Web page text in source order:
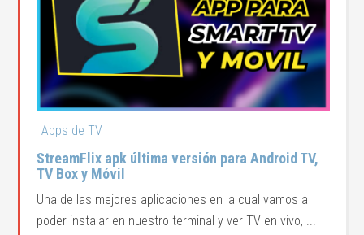
Apps de TV
StreamFlix apk última versión para Android TV,
TV Box y Móvil
Una de las mejores aplicaciones en la cual vamos a
poder instalar en nuestro terminal y ver TV en vivo, ...